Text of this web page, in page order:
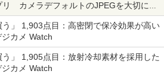
リ カメラデフォルトのJPEGを大切にす
」 1,903点目：高密閉で保冷効果が高い
カメ Watch
」 1,905点目：放射冷却素材を採用した
カメ Watch